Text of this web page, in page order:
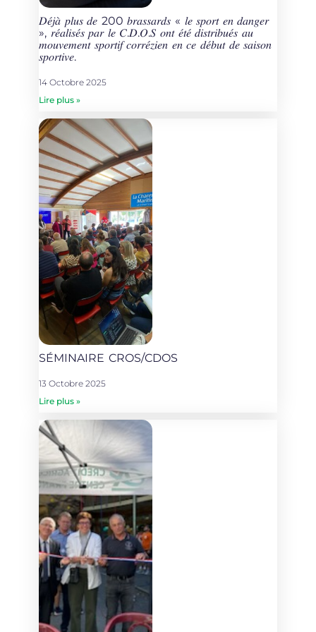
𝐷𝑒́𝑗𝑎̀ 𝑝𝑙𝑢𝑠 𝑑𝑒 200 𝑏𝑟𝑎𝑠𝑠𝑎𝑟𝑑𝑠 « 𝑙𝑒 𝑠𝑝𝑜𝑟𝑡 𝑒𝑛 𝑑𝑎𝑛𝑔𝑒𝑟
», 𝑟𝑒́𝑎𝑙𝑖𝑠𝑒́𝑠 𝑝𝑎𝑟 𝑙𝑒 𝐶.𝐷.𝑂.𝑆 𝑜𝑛𝑡 𝑒́𝑡𝑒́ 𝑑𝑖𝑠𝑡𝑟𝑖𝑏𝑢𝑒́𝑠 𝑎𝑢
𝑚𝑜𝑢𝑣𝑒𝑚𝑒𝑛𝑡 𝑠𝑝𝑜𝑟𝑡𝑖𝑓 𝑐𝑜𝑟𝑟𝑒́𝑧𝑖𝑒𝑛 𝑒𝑛 𝑐𝑒 𝑑𝑒́𝑏𝑢𝑡 𝑑𝑒 𝑠𝑎𝑖𝑠𝑜𝑛
𝑠𝑝𝑜𝑟𝑡𝑖𝑣𝑒.
14 Octobre 2025
Lire plus »
SÉMINAIRE CROS/CDOS
13 Octobre 2025
Lire plus »